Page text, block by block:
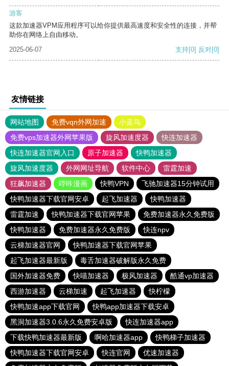
游客
这款加速器VPM应用程序可以给你提供最高速度和安全性的连接，并帮
助你在网络上自由移动。
2025-06-07
支持[0] 反对[0]
友情链接
网站地图 免费vqn外网加速
小蓝鸟
免费vps加速器外网苹果版
旋风加速度器
快连加速器
快连加速器官网入口
原子加速器
快鸭加速器
旋风加速度器
外网网址导航 软件中心
雷霆加速
狂飙加速器
哔咔漫画 快鸭VPN
飞驰加速器15分钟试用
快鸭加速器下载官网安卓
起飞加速器
快鸭加速器
雷霆加速
快鸭加速器下载官网苹果
免费加速器永久免费版
快鸭加速器
免费加速器永久免费版
快连npv
云梯加速器官网
快鸭加速器下载官网苹果
起飞加速器最新版
毒舌加速器破解版永久免费
国外加速器免费
快喵加速器 极风加速器
酷通vp加速器
西游加速器
云梯加速 起飞加速器
快柠檬
快鸭加速app下载官网
快鸭app加速器下载安卓
黑洞加速器3.0.6永久免费安卓版
快连加速器app
下载快鸭加速器最新版
啊哈加速器app
快鸭梯子加速器
快鸭加速器下载官网安卓
快连官网
优速加速器